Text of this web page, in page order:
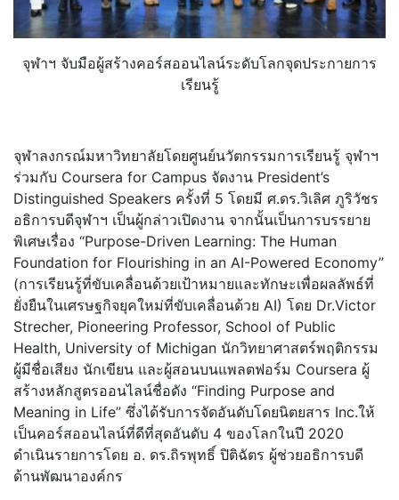
จุฬาฯ จับมือผู้สร้างคอร์สออนไลน์ระดับโลกจุดประกายการ
เรียนรู้
จุฬาลงกรณ์มหาวิทยาลัยโดยศูนย์นวัตกรรมการเรียนรู้ จุฬาฯ
ร่วมกับ Coursera for Campus จัดงาน President’s
Distinguished Speakers ครั้งที่ 5 โดยมี ศ.ดร.วิเลิศ ภูริวัชร
อธิการบดีจุฬาฯ เป็นผู้กล่าวเปิดงาน จากนั้นเป็นการบรรยาย
พิเศษเรื่อง “Purpose-Driven Learning: The Human
Foundation for Flourishing in an AI-Powered Economy”
(การเรียนรู้ที่ขับเคลื่อนด้วยเป้าหมายและทักษะเพื่อผลลัพธ์ที่
ยั่งยืนในเศรษฐกิจยุคใหม่ที่ขับเคลื่อนด้วย AI) โดย Dr.Victor
Strecher, Pioneering Professor, School of Public
Health, University of Michigan นักวิทยาศาสตร์พฤติกรรม
ผู้มีชื่อเสียง นักเขียน และผู้สอนบนแพลตฟอร์ม Coursera ผู้
สร้างหลักสูตรออนไลน์ชื่อดัง “Finding Purpose and
Meaning in Life” ซึ่งได้รับการจัดอันดับโดยนิตยสาร Inc.ให้
เป็นคอร์สออนไลน์ที่ดีที่สุดอันดับ 4 ของโลกในปี 2020
ดำเนินรายการโดย อ. ดร.ถิรพุทธิ์ ปิติฉัตร ผู้ช่วยอธิการบดี
ด้านพัฒนาองค์กร